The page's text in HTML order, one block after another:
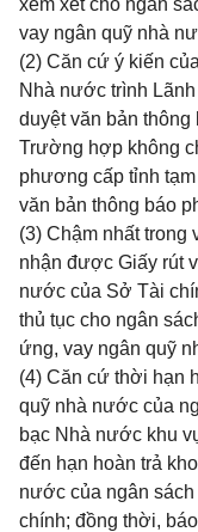
xem xét cho ngân
vay ngân quỹ nhà
(2) Căn cứ ý kiến
Nhà nước trình
duyệt văn bản thông
Trường hợp không
phương cấp tỉnh
văn bản thông báo
(3) Chậm nhất trong
nhận được Giấy rút
nước của Sở Tài
thủ tục cho ngân
ứng, vay ngân quỹ
(4) Căn cứ thời hạn
quỹ nhà nước của
bạc Nhà nước khu
đến hạn hoàn trả
nước của ngân
chính; đồng thời,